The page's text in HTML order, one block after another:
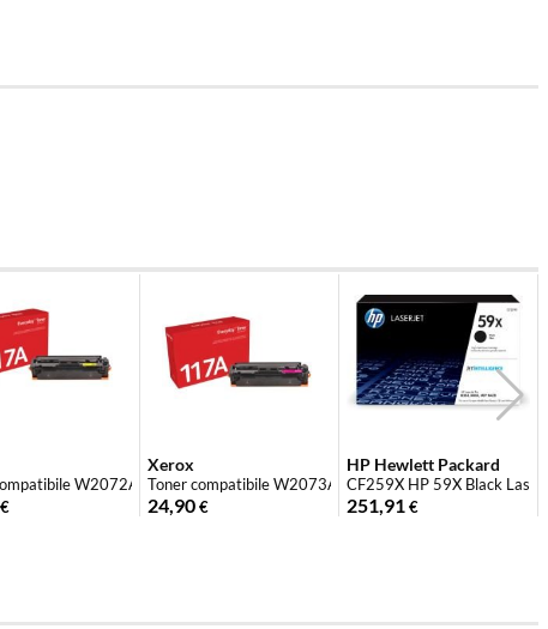
W2072A 117A Giallo
€
Xerox
Toner compatibile W2073A 117A Magenta
24,90€
HP Hewlett Packard
CF259X HP 59X Black
251,91€